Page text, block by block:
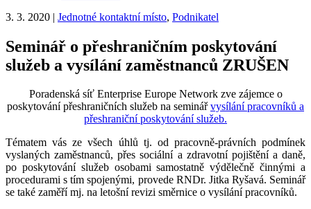
3. 3. 2020 | Jednotné kontaktní místo, Podnikatel
Seminář o přeshraničním poskytování
služeb a vysílání zaměstnanců ZRUŠEN
Poradenská síť Enterprise Europe Network zve zájemce o
poskytování přeshraničních služeb na seminářvysílání pracovníků a
přeshraniční poskytování služeb.
Tématem vás ze všech úhlů tj. od pracovně-právních podmínek
vyslaných zaměstnanců, přes sociální a zdravotní pojištění a daně,
po poskytování služeb osobami samostatně výdělečně činnými a
procedurami s tím spojenými, provede RNDr. Jitka Ryšavá. Seminář
se také zaměří mj. na letošní revizi směrnice o vysílání pracovníků.